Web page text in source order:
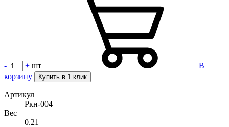
- + шт
В
корзину
Купить в 1 клик
Артикул
Ркн-004
Вес
0.21